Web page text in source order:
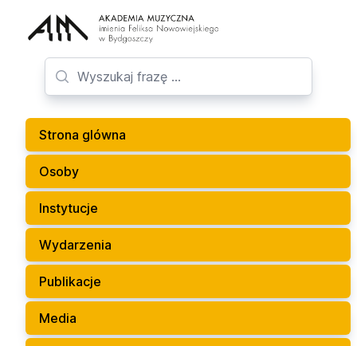
Strona glówna
Osoby
Instytucje
Wydarzenia
Publikacje
Media